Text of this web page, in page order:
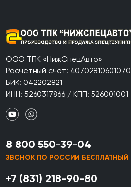
ООО ТПК «НижСпецАвто»
Расчетный счет:
БИК: 042202821
ИНН: 5260317866 / КПП: 526001001
8 800 550-39-04
ЗВОНОК ПО РОССИИ БЕСПЛАТНЫЙ
+7 (831) 218-90-80